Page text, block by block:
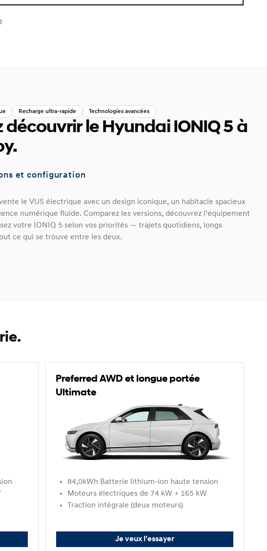
Recharge ultra-rapide Technologies avancées
découvrir le Hyundai IONIQ 5 à
et configuration
le VUS électrique avec un design iconique, un habitacle spacieux
numérique fluide. Comparez les versions, découvrez l’équipement
votre IONIQ 5 selon vos priorités — trajets quotidiens, longs
ce qui se trouve entre les deux.
Preferred AWD et longue portée
Ultimate
84,0kWh Batterie lithium-ion haute tension
Moteurs électriques de 74 kW + 165 kW
Traction intégrale (deux moteurs)
Je veux l'essayer